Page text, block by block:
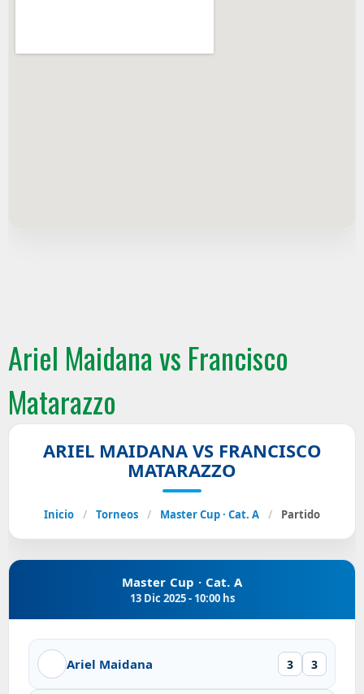
Ariel Maidana vs Francisco
Matarazzo
ARIEL MAIDANA VS FRANCISCO
MATARAZZO
Inicio / Torneos / Master Cup · Cat. A / Partido
Master Cup · Cat. A
13 Dic 2025 - 10:00 hs
Ariel Maidana 3 3